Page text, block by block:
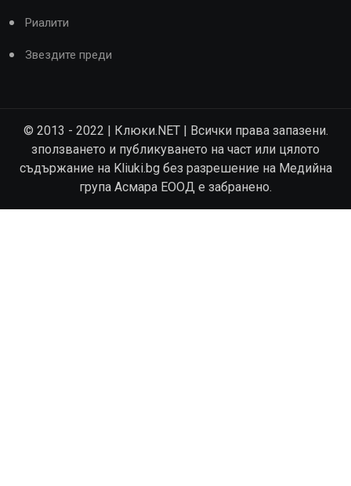
Риалити
Звездите преди
© 2013 - 2022 | Клюки.NET | Всички права запазени.
зползването и публикуването на част или цялото
съдържание на Kliuki.bg без разрешение на Медийна
група Асмара ЕООД е забранено.